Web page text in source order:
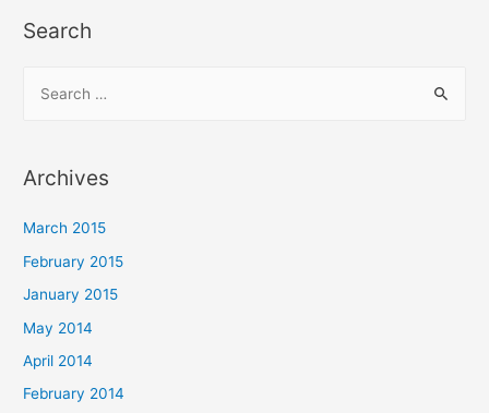
Search
Archives
March 2015
February 2015
January 2015
May 2014
April 2014
February 2014